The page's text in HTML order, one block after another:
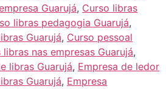
Guarujá, Curso libras
libras pedagogia Guarujá,
Guarujá, Curso pessoal
libras nas empresas Guarujá,
libras Guarujá, Empresa de ledor
Guarujá, Empresa